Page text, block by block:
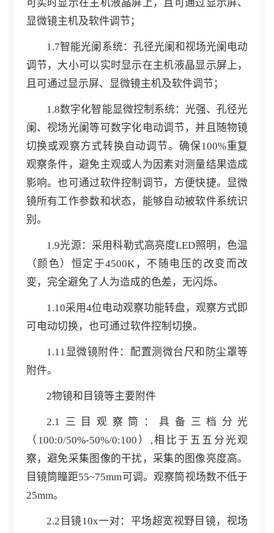
可实时显示在主机液晶屏上，且可通过显示屏、
显微镜主机及软件调节；
1.7智能光阑系统：孔径光阑和视场光阑电动
调节，大小可以实时显示在主机液晶显示屏上，
且可通过显示屏、显微镜主机及软件调节；
1.8数字化智能显微控制系统：光强、孔径光
阑、视场光阑等可数字化电动调节，并且随物镜
切换或观察方式转换自动调节。确保100%重复
观察条件，避免主观或人为因素对测量结果造成
影响。也可通过软件控制调节，方便快捷。显微
镜所有工作参数和状态，能够自动被软件系统识
别。
1.9光源：采用科勒式高亮度LED照明，色温
（颜色）恒定于4500K，不随电压的改变而改
变，完全避免了人为造成的色差，无闪烁。
1.10采用4位电动观察功能转盘，观察方式即
可电动切换，也可通过软件控制切换。
1.11显微镜附件：配置测微台尺和防尘罩等
附件。
2物镜和目镜等主要附件
2.1三目观察筒：具备三档分光
（100:0/50%-50%/0:100）,相比于五五分光观
察，避免采集图像的干扰，采集的图像亮度高。
目镜筒瞳距55~75mm可调。观察筒视场数不低于
25mm。
2.2目镜10x一对：平场超宽视野目镜，视场